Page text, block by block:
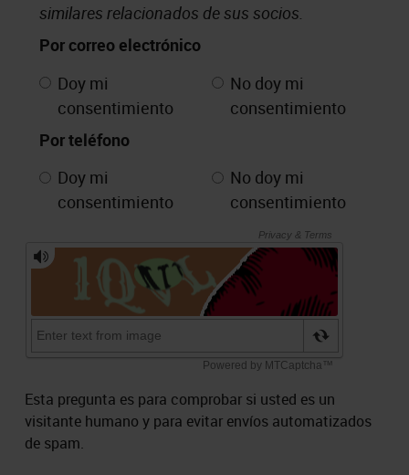
similares relacionados de sus socios.
Por correo electrónico
Doy mi
consentimiento
No doy mi
consentimiento
Por teléfono
Doy mi
consentimiento
No doy mi
consentimiento
Esta pregunta es para comprobar si usted es un
visitante humano y para evitar envíos automatizados
de spam.